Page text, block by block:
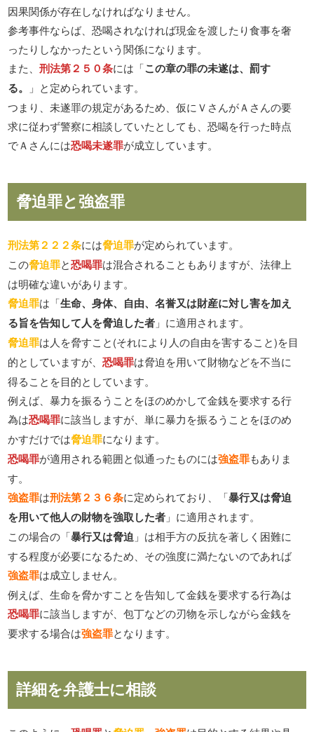
因果関係が存在しなければなりません。
参考事件ならば、恐喝されなければ現金を渡したり食事を奢
ったりしなかったという関係になります。
また、刑法第２５０条には「この章の罪の未遂は、罰す
る。
」と定められています。
つまり、未遂罪の規定があるため、仮にＶさんがＡさんの要
求に従わず警察に相談していたとしても、恐喝を行った時点
でＡさんには恐喝未遂罪が成立しています。
脅迫罪と強盗罪
刑法第２２２条には脅迫罪が定められています。
この脅迫罪と恐喝罪は混合されることもありますが、法律上
は明確な違いがあります。
脅迫罪は「生命、身体、自由、名誉又は財産に対し害を加え
る旨を告知して人を脅迫した者 」に適用されます。
脅迫罪は人を脅すこと(それにより人の自由を害すること)を目
的としていますが、恐喝罪は脅迫を用いて財物などを不当に
得ることを目的としています。
例えば、暴力を振るうことをほのめかして金銭を要求する行
為は恐喝罪に該当しますが、単に暴力を振るうことをほのめ
かすだけでは脅迫罪になります。
恐喝罪が適用される範囲と似通ったものには強盗罪もありま
す。
強盗罪は刑法第２３６条に定められており、「暴行又は脅迫
を用いて他人の財物を強取した者 」に適用されます。
この場合の「暴行又は脅迫 」は相手方の反抗を著しく困難に
する程度が必要になるため、その強度に満たないのであれば
強盗罪は成立しません。
例えば、生命を脅かすことを告知して金銭を要求する行為は
恐喝罪に該当しますが、包丁などの刃物を示しながら金銭を
要求する場合は強盗罪となります。
詳細を弁護士に相談